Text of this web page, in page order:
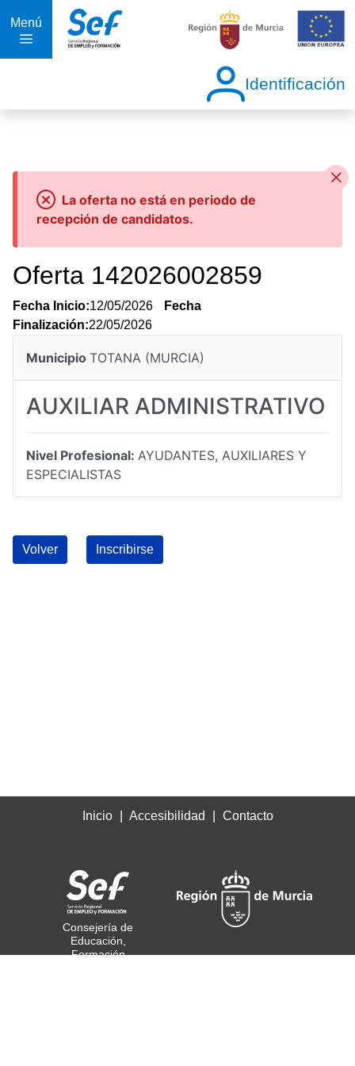
Menú
Identificación
La oferta no está en periodo de
recepción de candidatos.
Oferta 142026002859
Fecha Inicio:12/05/2026
Fecha
Finalización:22/05/2026
Municipio TOTANA (MURCIA)
AUXILIAR ADMINISTRATIVO
Nivel Profesional: AYUDANTES, AUXILIARES Y
ESPECIALISTAS
Volver Inscribirse
Inicio Accesibilidad Contacto
Consejería de
Educación,
Formación